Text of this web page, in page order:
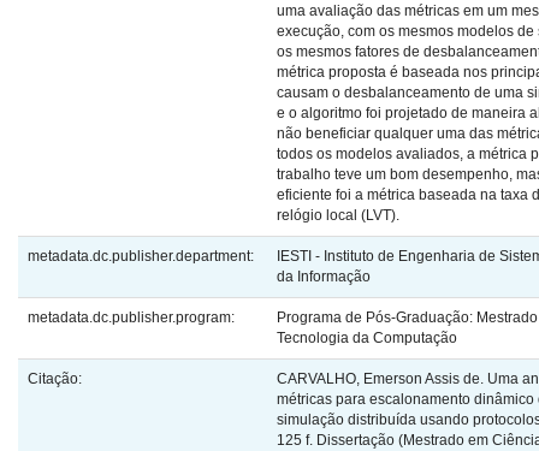
uma avaliação das métricas em um
execução, com os mesmos modelos
os mesmos fatores de
métrica proposta é baseada nos
causam o desbalanceamento de uma
e o algoritmo foi projetado de maneira
não beneficiar qualquer uma das
todos os modelos avaliados, a métrica
trabalho teve um bom desempenho,
eficiente foi a métrica baseada na taxa
relógio local (LVT).
metadata.dc.publisher.department:
IESTI - Instituto de Engenharia de
da Informação
metadata.dc.publisher.program:
Programa de Pós-Graduação:
Tecnologia da Computação
Citação:
CARVALHO, Emerson Assis de. Uma
métricas para escalonamento dinâmico
simulação distribuída usando
125 f. Dissertação (Mestrado em